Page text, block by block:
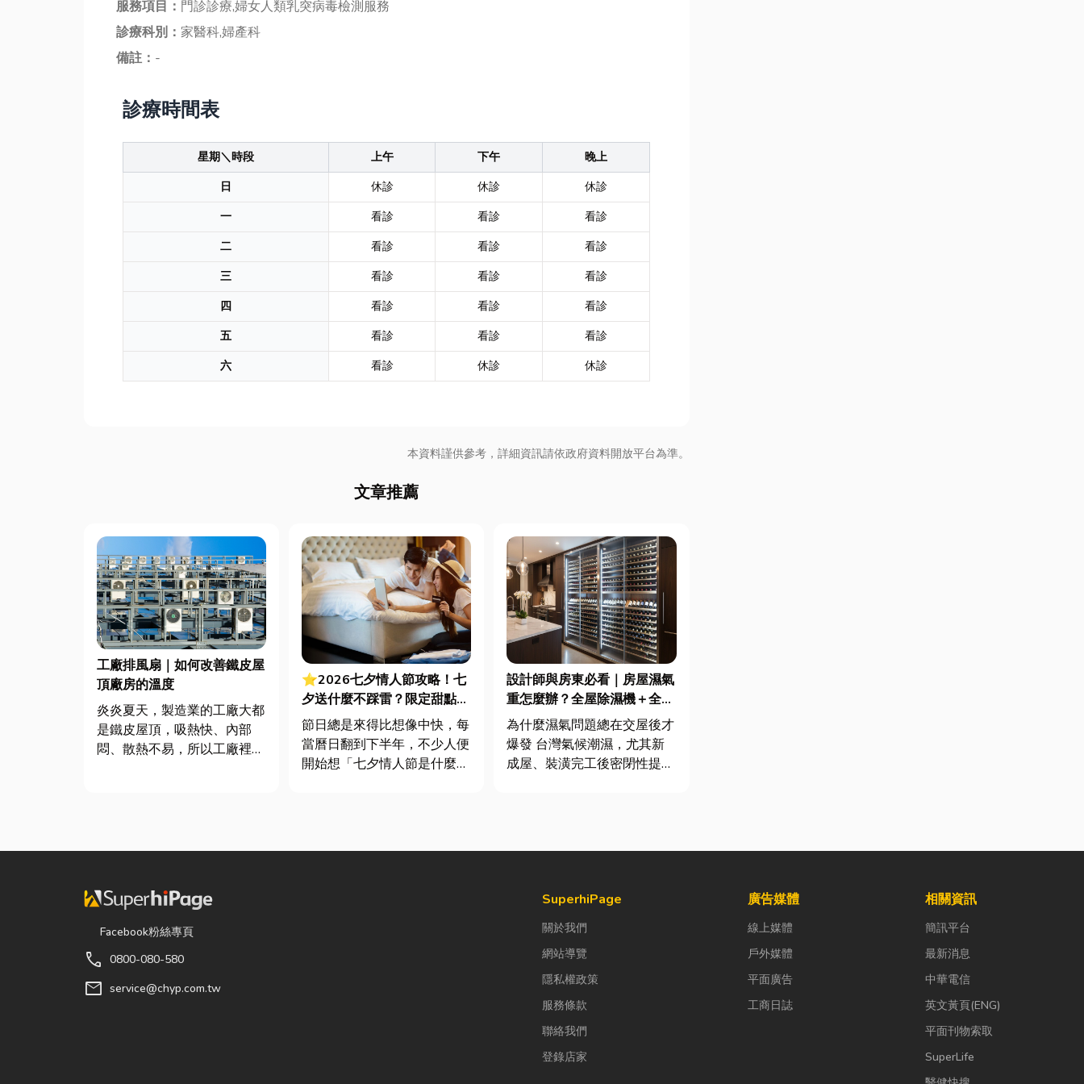
服務項目： 門診診療,婦女人類乳突病毒檢測服務
診療科別： 家醫科,婦產科
備註： -
診療時間表
星期＼時段 上午 下午
晚上
日
休診 休診
休診
一
看診 看診
看診
二
看診 看診
看診
三
看診 看診
看診
四
看診 看診
看診
五
看診 看診
看診
六
看診 休診 休診
本資料謹供參考，詳細資訊請依政府資料開放平台為準。
文章推薦
工廠排風扇｜如何改善鐵皮屋
頂廠房的溫度
炎炎夏天，製造業的工廠大都
是鐵皮屋頂，吸熱快、內部
悶、散熱不易，所以工廠裡的
⭐2026七夕情人節攻略！七
夕送什麼不踩雷？限定甜點哪
裡買？台中甜點推薦一次看！
節日總是來得比想像中快，每
當曆日翻到下半年，不少人便
開始想「七夕情人節是什麼時
設計師與房東必看｜房屋濕氣
重怎麼辦？全屋除濕機＋全熱
交換器整合安裝|提升居住品
質與續租率
為什麼濕氣問題總在交屋後才
爆發 台灣氣候潮濕，尤其新
成屋、裝潢完工後密閉性提
Facebook粉絲專頁
call 0800-080-580
mail service@chyp.com.tw
SuperhiPage
關於我們
網站導覽
隱私權政策
服務條款
聯絡我們
登錄店家
廣告媒體
線上媒體
戶外媒體
平面廣告
工商日誌
相關資訊
簡訊平台
最新消息
中華電信
英文黃頁(ENG)
平面刊物索取
SuperLife